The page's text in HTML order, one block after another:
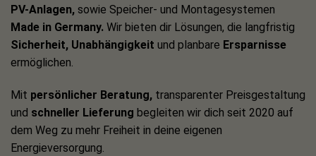
PV-Anlagen, sowie Speicher- und Montagesystemen
Made in Germany. Wir bieten dir Lösungen, die langfristig
Sicherheit, Unabhängigkeit und planbare Ersparnisse
ermöglichen.
Mit persönlicher Beratung, transparenter Preisgestaltung
und schneller Lieferung begleiten wir dich seit 2020 auf
dem Weg zu mehr Freiheit in deine eigenen
Energieversorgung.